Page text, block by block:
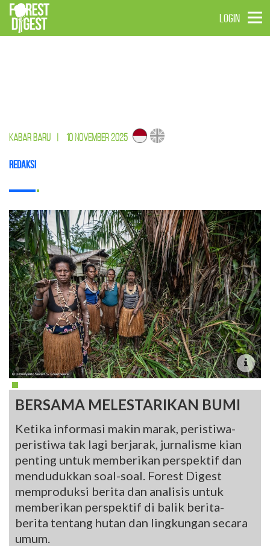
LOGIN
KABAR BARU 10 NOVEMBER 2025
Redaksi
BERSAMA MELESTARIKAN BUMI
Ketika informasi makin marak, peristiwa-
peristiwa tak lagi berjarak, jurnalisme kian
penting untuk memberikan perspektif dan
mendudukkan soal-soal. Forest Digest
memproduksi berita dan analisis untuk
memberikan perspektif di balik berita-
berita tentang hutan dan lingkungan secara
umum.